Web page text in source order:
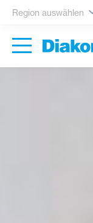
Region auswählen